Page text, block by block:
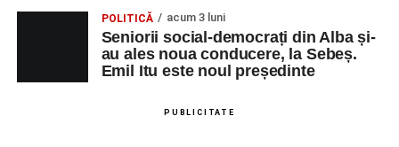
POLITICĂ acum 3 luni
Seniorii social-democrați din Alba și-
au ales noua conducere, la Sebeș.
Emil Itu este noul președinte
PUBLICITATE